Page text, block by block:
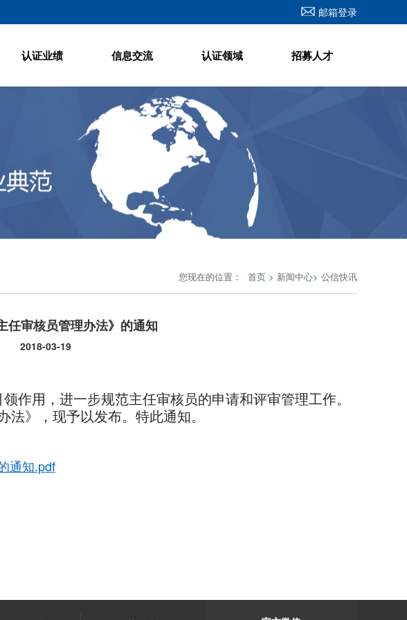
邮箱登录
认证业绩 信息交流 认证领域 招募人才
您现在的位置： 首页 > 新闻中心> 公信快讯
任审核员管理办法》的通知
2018-03-19
领作用，进一步规范主任审核员的申请和评审管理工作。
法》，现予以发布。 特此通知。
通知.pdf